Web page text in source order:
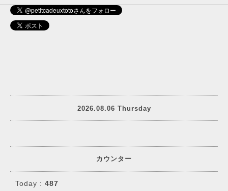
2026.08.06 Thursday
カウンター
Today : 487